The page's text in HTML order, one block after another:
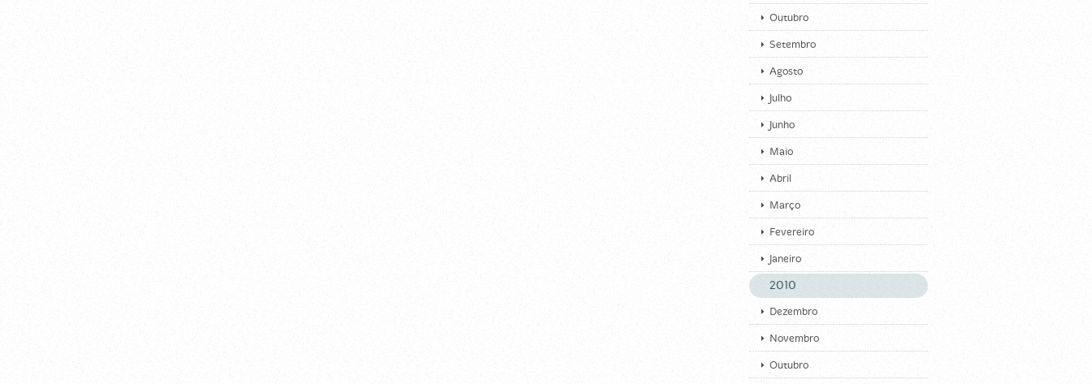
Outubro
Setembro
Agosto
Julho
Junho
Maio
Abril
Março
Fevereiro
Janeiro
2010
Dezembro
Novembro
Outubro